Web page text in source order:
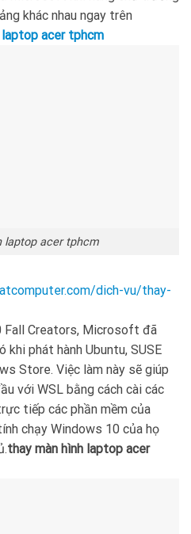
khác nhau ngay trên
laptop acer tphcm
laptop acer tphcm
dich-vu/thay-
Fall Creators, Microsoft đã
phát hành Ubuntu, SUSE
Store. Việc làm này sẽ giúp
với WSL bằng cách cài các
tiếp các phần mềm của
chạy Windows 10 của họ
thay màn hình laptop acer